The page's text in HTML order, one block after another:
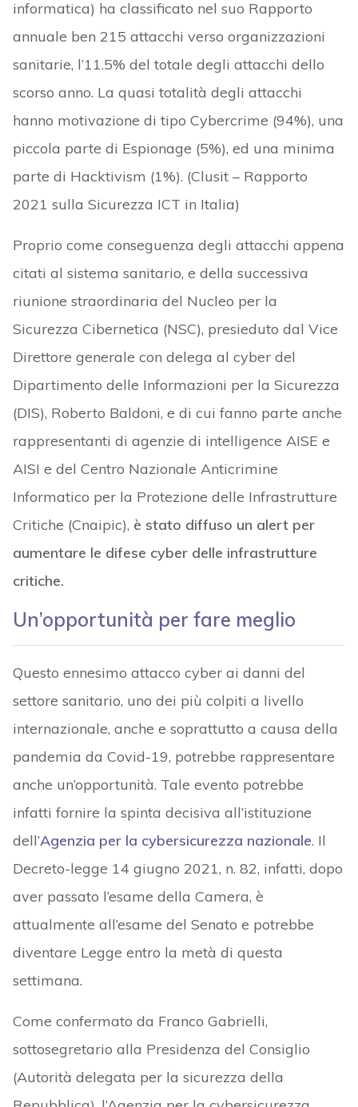
informatica) ha classificato nel suo Rapporto
annuale ben 215 attacchi verso organizzazioni
sanitarie, l’11.5% del totale degli attacchi dello
scorso anno. La quasi totalità degli attacchi
hanno motivazione di tipo Cybercrime (94%), una
piccola parte di Espionage (5%), ed una minima
parte di Hacktivism (1%). (Clusit – Rapporto
2021 sulla Sicurezza ICT in Italia)
Proprio come conseguenza degli attacchi appena
citati al sistema sanitario, e della successiva
riunione straordinaria del Nucleo per la
Sicurezza Cibernetica (NSC), presieduto dal Vice
Direttore generale con delega al cyber del
Dipartimento delle Informazioni per la Sicurezza
(DIS), Roberto Baldoni, e di cui fanno parte anche
rappresentanti di agenzie di intelligence AISE e
AISI e del Centro Nazionale Anticrimine
Informatico per la Protezione delle Infrastrutture
Critiche (Cnaipic), è stato diffuso un alert per
aumentare le difese cyber delle infrastrutture
critiche.
Un’opportunità per fare meglio
Questo ennesimo attacco cyber ai danni del
settore sanitario, uno dei più colpiti a livello
internazionale, anche e soprattutto a causa della
pandemia da Covid-19, potrebbe rappresentare
anche un’opportunità. Tale evento potrebbe
infatti fornire la spinta decisiva all’istituzione
dell’Agenzia per la cybersicurezza nazionale. Il
Decreto-legge 14 giugno 2021, n. 82, infatti, dopo
aver passato l’esame della Camera, è
attualmente all’esame del Senato e potrebbe
diventare Legge entro la metà di questa
settimana.
Come confermato da Franco Gabrielli,
sottosegretario alla Presidenza del Consiglio
(Autorità delegata per la sicurezza della